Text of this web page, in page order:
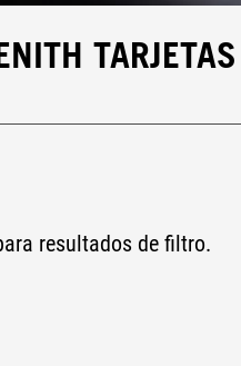
resultados de filtro.